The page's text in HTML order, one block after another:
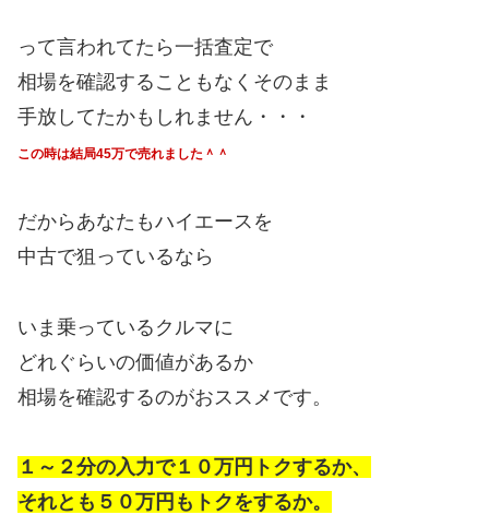
って言われてたら一括査定で
相場を確認することもなくそのまま
手放してたかもしれません・・・
この時は結局45万で売れました＾＾
だからあなたもハイエースを
中古で狙っているなら
いま乗っているクルマに
どれぐらいの価値があるか
相場を確認するのがおススメです。
１～２分の入力で１０万円トクするか、
それとも５０万円もトクをするか。